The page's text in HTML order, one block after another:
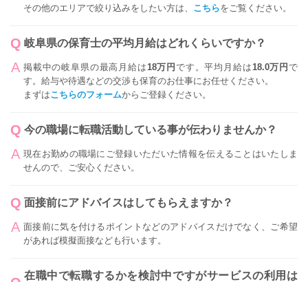
その他のエリアで絞り込みをしたい方は、 こちらをご覧ください。
岐阜県の保育士の平均月給はどれくらいですか？
掲載中の岐阜県の最高月給は18万円です。平均月給は18.0万円で
す。給与や待遇などの交渉も保育のお仕事にお任せください。
まずはこちらのフォームからご登録ください。
今の職場に転職活動している事が伝わりませんか？
現在お勤めの職場にご登録いただいた情報を伝えることはいたしま
せんので、ご安心ください。
面接前にアドバイスはしてもらえますか？
面接前に気を付けるポイントなどのアドバイスだけでなく、ご希望
があれば模擬面接なども行います。
在職中で転職するかを検討中ですがサービスの利用は